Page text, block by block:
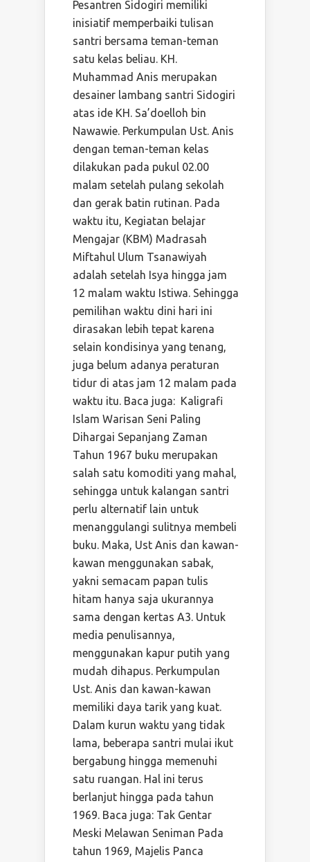
Pesantren Sidogiri memiliki
inisiatif memperbaiki tulisan
santri bersama teman-teman
satu kelas beliau. KH.
Muhammad Anis merupakan
desainer lambang santri Sidogiri
atas ide KH. Sa’doelloh bin
Nawawie. Perkumpulan Ust. Anis
dengan teman-teman kelas
dilakukan pada pukul 02.00
malam setelah pulang sekolah
dan gerak batin rutinan. Pada
waktu itu, Kegiatan belajar
Mengajar (KBM) Madrasah
Miftahul Ulum Tsanawiyah
adalah setelah Isya hingga jam
12 malam waktu Istiwa. Sehingga
pemilihan waktu dini hari ini
dirasakan lebih tepat karena
selain kondisinya yang tenang,
juga belum adanya peraturan
tidur di atas jam 12 malam pada
waktu itu. Baca juga: Kaligrafi
Islam Warisan Seni Paling
Dihargai Sepanjang Zaman
Tahun 1967 buku merupakan
salah satu komoditi yang mahal,
sehingga untuk kalangan santri
perlu alternatif lain untuk
menanggulangi sulitnya membeli
buku. Maka, Ust Anis dan kawan-
kawan menggunakan sabak,
yakni semacam papan tulis
hitam hanya saja ukurannya
sama dengan kertas A3. Untuk
media penulisannya,
menggunakan kapur putih yang
mudah dihapus. Perkumpulan
Ust. Anis dan kawan-kawan
memiliki daya tarik yang kuat.
Dalam kurun waktu yang tidak
lama, beberapa santri mulai ikut
bergabung hingga memenuhi
satu ruangan. Hal ini terus
berlanjut hingga pada tahun
1969. Baca juga: Tak Gentar
Meski Melawan Seniman Pada
tahun 1969, Majelis Panca